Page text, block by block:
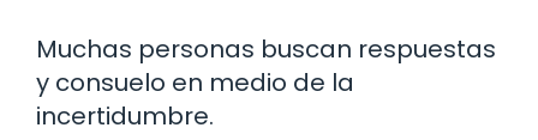
Muchas personas buscan respuestas
y consuelo en medio de la
incertidumbre.